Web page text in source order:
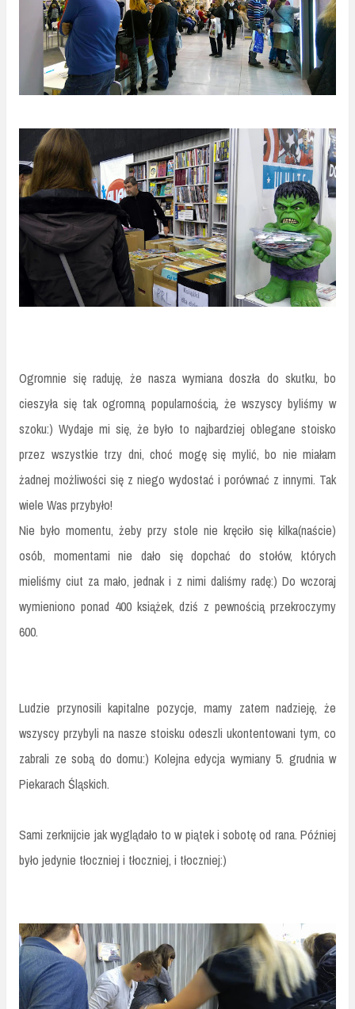
Ogromnie się raduję, że nasza wymiana doszła do skutku, bo
cieszyła się tak ogromną popularnością, że wszyscy byliśmy w
szoku:) Wydaje mi się, że było to najbardziej oblegane stoisko
przez wszystkie trzy dni, choć mogę się mylić, bo nie miałam
żadnej możliwości się z niego wydostać i porównać z innymi. Tak
wiele Was przybyło!
Nie było momentu, żeby przy stole nie kręciło się kilka(naście)
osób, momentami nie dało się dopchać do stołów, których
mieliśmy ciut za mało, jednak i z nimi daliśmy radę:) Do wczoraj
wymieniono ponad 400 książek, dziś z pewnością przekroczymy
600.
Ludzie przynosili kapitalne pozycje, mamy zatem nadzieję, że
wszyscy przybyli na nasze stoisku odeszli ukontentowani tym, co
zabrali ze sobą do domu:) Kolejna edycja wymiany 5. grudnia w
Piekarach Śląskich.
Sami zerknijcie jak wyglądało to w piątek i sobotę od rana. Później
było jedynie tłoczniej i tłoczniej, i tłoczniej:)